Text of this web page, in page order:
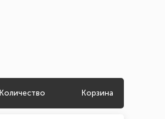
Количество Корзина